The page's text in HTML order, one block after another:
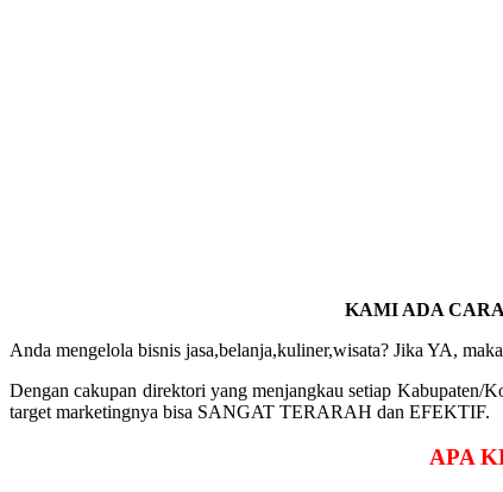
KAMI ADA
Anda mengelola bisnis jasa,belanja,kuliner,wisata? Jika YA,
Dengan cakupan direktori yang menjangkau setiap Kabupaten/
target marketingnya bisa SANGAT TERARAH dan EFEKTIF.
APA